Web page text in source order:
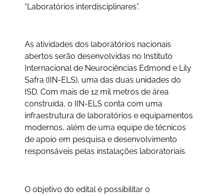
“Laboratórios interdisciplinares”.
As atividades dos laboratórios nacionais
abertos serão desenvolvidas no Instituto
Internacional de Neurociências Edmond e Lily
Safra (IIN-ELS), uma das duas unidades do
ISD. Com mais de 12 mil metros de área
construída, o IIN-ELS conta com uma
infraestrutura de laboratórios e equipamentos
modernos, além de uma equipe de técnicos
de apoio em pesquisa e desenvolvimento
responsáveis pelas instalações laboratoriais.
O objetivo do edital é possibilitar o